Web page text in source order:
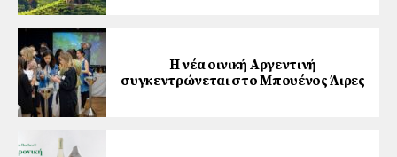
Η νέα οινική Αργεντινή
συγκεντρώνεται στο Μπουένος Άιρες